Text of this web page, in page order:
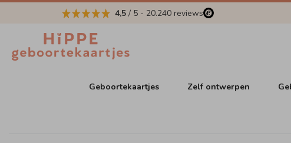
4,5 / 5 - 20.240 reviews
Geboortekaartjes Zelf ontwerpen